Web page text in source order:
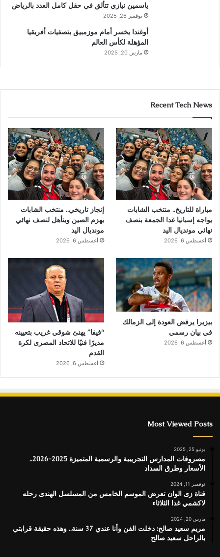
ياسمين نيازي تتألق في حقل كامل العدد بالرياض
نوفمبر 26, 2025
أوغندا يخسر أمام موزمبيق بتصفيات أفريقيا
المؤهلة لكأس العالم
مارس 20, 2025
Recent Tech News
مباراة للتاريخ.. منتخب الشابات
يواجه إسبانيا غدا الجمعة بنصف
نهائي مونديال اليد
أغسطس 6, 2026
إنجاز تاريخي.. منتخب الشابات
يهزم الصين ويتأهل لنصف نهائي
مونديال اليد
أغسطس 6, 2026
بيزيرا يرفض العودة إلى الزمالك
في بيان رسمي
أغسطس 6, 2026
“فيفا” يهنئ شوقي غريب بتعيينه
مديرًا فنيًا للاتحاد المصرى لكرة
القدم
أغسطس 6, 2026
Most Viewed Posts
يونيو 25, 2025
مصروفات المدارس التجريبية والرسمية المتميزة 2025-2026..
الأسعار وطرق السداد
نوفمبر 11, 2024
قناة زى الوان تعرض الموسم الخامس من المسلسل الهندى رحله
لاكشمي غدا الثلاثاء
مارس 20, 2024
مريم سعيد صالح: دخلت الفن وأنا عندي 37 سنة.. وهذه حقيقة قرابتي
بالراحل سعيد صالح